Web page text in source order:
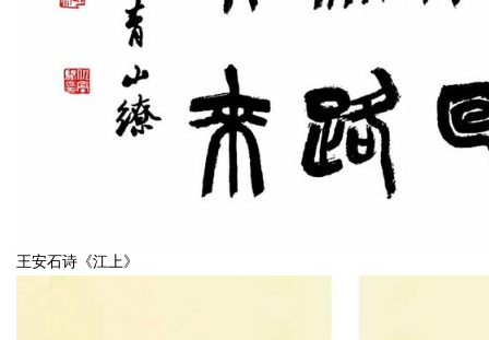
王安石诗《江上》